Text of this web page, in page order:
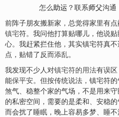
怎么助运 ？联系师父沟通
前阵子朋友搬新家，总觉得家里有
镇宅符。我问他打算贴哪儿，他说
心。我赶紧拦住他，其实镇宅符真
点，贴错了反而添乱。
我发现不少人对镇宅符的用法有误
能保平安。但按传统说法，镇宅符
煞气、稳整个家的气场，不是用来
的私密空间，需要的是柔和、安稳
而会扰了睡眠，晚上容易多梦、睡